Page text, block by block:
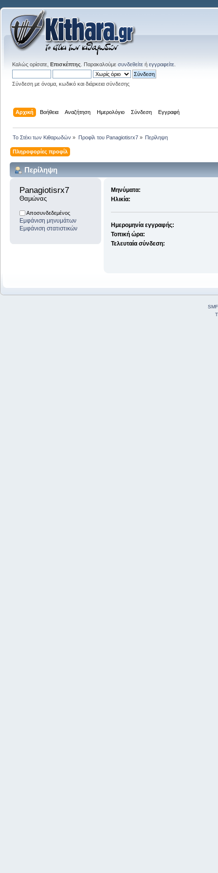
Καλώς ορίσατε, Επισκέπτης . Παρακαλούμε συνδεθείτε ή εγγραφείτε
Σύνδεση με όνομα, κωδικό και διάρκεια σύνδεσης
Αρχική Βοήθεια Αναζήτηση Ημερολόγιο Σύνδεση Εγγραφή
Το Στέκι των Κιθαρωδών » Προφίλ του Panagiotisrx7» Περίληψη
Πληροφορίες προφίλ
Περίληψη
Panagiotisrx7
Θαμώνας
Αποσυνδεδεμένος
Εμφάνιση μηνυμάτων
Εμφάνιση στατιστικών
Μηνύματα:
Ηλικία:
Ημερομηνία εγγραφής:
Τοπική ώρα:
Τελευταία σύνδεση: